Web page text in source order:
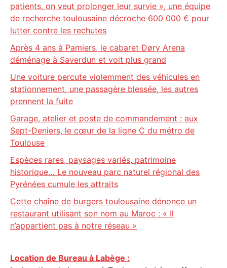
patients, on veut prolonger leur survie », une équipe
de recherche toulousaine décroche 600 000 € pour
lutter contre les rechutes
Après 4 ans à Pamiers, le cabaret Døry Arena
déménage à Saverdun et voit plus grand
Une voiture percute violemment des véhicules en
stationnement, une passagère blessée, les autres
prennent la fuite
Garage, atelier et poste de commandement : aux
Sept-Deniers, le cœur de la ligne C du métro de
Toulouse
Espèces rares, paysages variés, patrimoine
historique… Le nouveau parc naturel régional des
Pyrénées cumule les attraits
Cette chaîne de burgers toulousaine dénonce un
restaurant utilisant son nom au Maroc : « Il
n’appartient pas à notre réseau »
Location de Bureau à Labège :